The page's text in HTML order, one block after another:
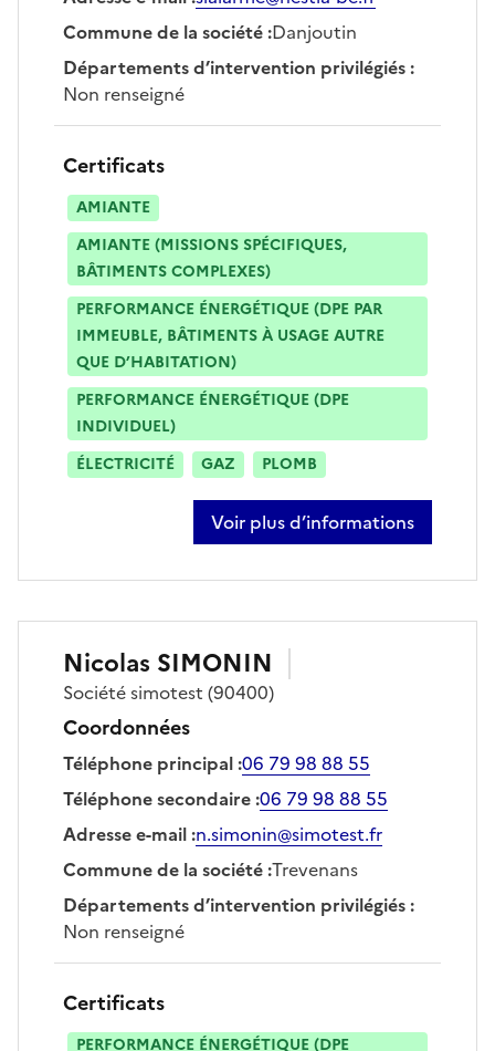
Commune de la société:Danjoutin
Départements d’intervention privilégiés:
Non renseigné
Certificats
AMIANTE
AMIANTE (MISSIONS SPÉCIFIQUES,
BÂTIMENTS COMPLEXES)
PERFORMANCE ÉNERGÉTIQUE (DPE PAR
IMMEUBLE, BÂTIMENTS À USAGE AUTRE
QUE D’HABITATION)
PERFORMANCE ÉNERGÉTIQUE (DPE
INDIVIDUEL)
ÉLECTRICITÉ
GAZ PLOMB
Voir plus d’informations
sur simon lalarme
Nicolas SIMONIN
Sociétésimotest (90400)
Coordonnées
Téléphone principal:06 79 98 88 55
Téléphone secondaire:06 79 98 88 55
Adresse e-mail:n.simonin@simotest.fr
Commune de la société:Trevenans
Départements d’intervention privilégiés:
Non renseigné
Certificats
PERFORMANCE ÉNERGÉTIQUE (DPE